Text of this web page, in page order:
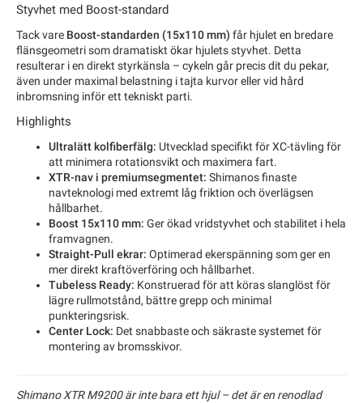
Styvhet med Boost-standard
Tack vare Boost-standarden (15x110 mm) får hjulet en bredare
flänsgeometri som dramatiskt ökar hjulets styvhet. Detta
resulterar i en direkt styrkänsla – cykeln går precis dit du pekar,
även under maximal belastning i tajta kurvor eller vid hård
inbromsning inför ett tekniskt parti.
Highlights
Ultralätt kolfiberfälg: Utvecklad specifikt för XC-tävling för
att minimera rotationsvikt och maximera fart.
XTR-nav i premiumsegmentet: Shimanos finaste
navteknologi med extremt låg friktion och överlägsen
hållbarhet.
Boost 15x110 mm: Ger ökad vridstyvhet och stabilitet i hela
framvagnen.
Straight-Pull ekrar: Optimerad ekerspänning som ger en
mer direkt kraftöverföring och hållbarhet.
Tubeless Ready: Konstruerad för att köras slanglöst för
lägre rullmotstånd, bättre grepp och minimal
punkteringsrisk.
Center Lock: Det snabbaste och säkraste systemet för
montering av bromsskivor.
Shimano XTR M9200 är inte bara ett hjul – det är en renodlad